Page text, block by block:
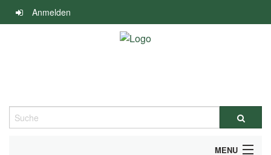
Navigation
überspringen
Anmelden
Suche
MENU